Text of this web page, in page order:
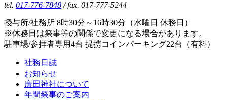
tel. 017-776-7848/ fax. 017-777-5244
授与所/社務所 8時30分～16時30分（水曜日 休務日）
※休務日は祭事等の関係で変更になる場合があります。
駐車場/参拝者専用4台 提携コインパーキング22台（有料）
社務日誌
お知らせ
廣田神社について
年間祭事のご案内